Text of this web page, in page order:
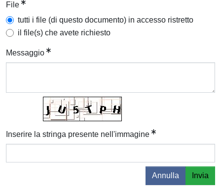
File
tutti i file (di questo documento) in accesso ristretto
il file(s) che avete richiesto
Messaggio
Inserire la stringa presente nell'immagine
Annulla Invia